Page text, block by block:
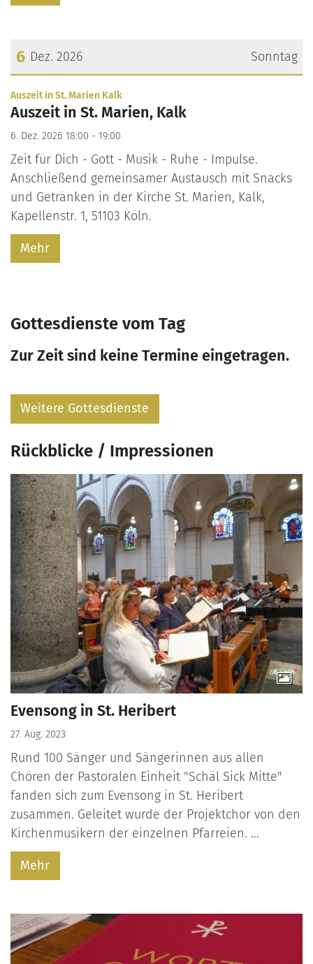
Sonntag
6 Dez. 2026
Datum: 6. Dezember 2026
Auszeit in St. Marien Kalk:
Auszeit in St. Marien, Kalk
6. Dez. 2026 18:00 - 19:00
Zeit für Dich - Gott - Musik - Ruhe - Impulse.
Anschließend gemeinsamer Austausch mit Snacks
und Getränken in der Kirche St. Marien, Kalk,
Kapellenstr. 1, 51103 Köln.
Mehr
Gottesdienste vom Tag
Zur Zeit sind keine Termine eingetragen.
Weitere Gottesdienste
Rückblicke / Impressionen
Evensong in St. Heribert
27. Aug. 2023
Rund 100 Sänger und Sängerinnen aus allen
Chören der Pastoralen Einheit "Schäl Sick Mitte"
fanden sich zum Evensong in St. Heribert
zusammen. Geleitet wurde der Projektchor von den
Kirchenmusikern der einzelnen Pfarreien. ...
Mehr